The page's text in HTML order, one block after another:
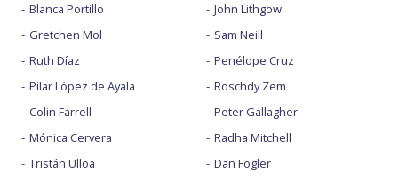
Blanca Portillo
Gretchen Mol
Ruth Díaz
Pilar López de Ayala
Colin Farrell
Mónica Cervera
Tristán Ulloa
John Lithgow
Sam Neill
Penélope Cruz
Roschdy Zem
Peter Gallagher
Radha Mitchell
Dan Fogler